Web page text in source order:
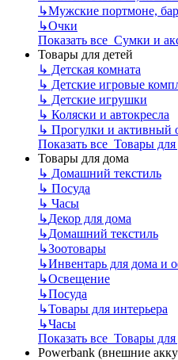
↳Мужские портмоне,
↳Очки
Показать все Сумки и
Товары для детей
↳ Детская комната
↳ Детские игровые
↳ Детские игрушки
↳ Коляски и автокресла
↳ Прогулки и активный
Показать все Товары для
Товары для дома
↳ Домашний текстиль
↳ Посуда
↳ Часы
↳Декор для дома
↳Домашний текстиль
↳Зоотовары
↳Инвентарь для дома и
↳Освещение
↳Посуда
↳Товары для интерьера
↳Часы
Показать все Товары для
Powerbank (внешние